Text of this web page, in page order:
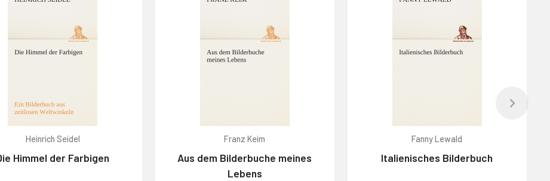
Heinrich Seidel
Himmel der Farbigen
Franz Keim
Aus dem Bilderbuche meines
Lebens
Fanny Lewald
Italienisches Bilderbuch